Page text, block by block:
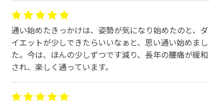
通い始めたきっかけは、姿勢が気になり始めたのと、ダ
イエットが少しできたらいいなぁと、思い通い始めまし
た。今は、ほんの少しずつです減り、長年の腰痛が緩和
され、楽しく通っています。